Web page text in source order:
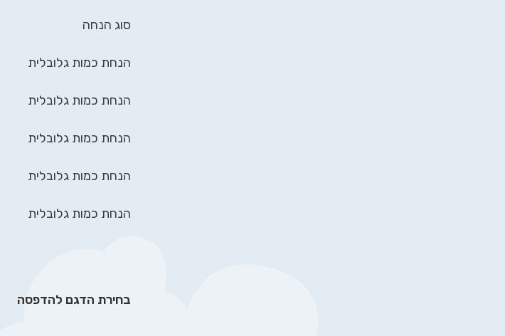
סוג הנחה
הנחת כמות גלובלית
הנחת כמות גלובלית
הנחת כמות גלובלית
הנחת כמות גלובלית
הנחת כמות גלובלית
בחירת הדגם להדפסה